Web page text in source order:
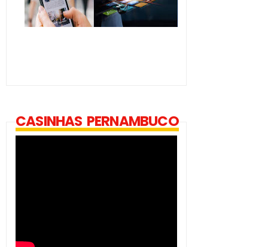
CASINHAS PERNAMBUCO